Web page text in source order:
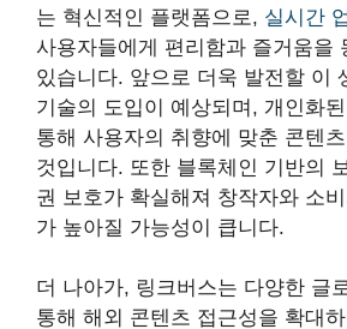
는 혁신적인 플랫폼으로, 실시간
사용자들에게 편리함과 즐거움을
있습니다. 앞으로 더욱 발전할 이
기술의 도입이 예상되며, 개인화
통해 사용자의 취향에 맞춘 콘텐
것입니다. 또한 블록체인 기반의
권 보호가 확실해져 창작자와 소
가 높아질 가능성이 큽니다.
더 나아가, 링크버스는 다양한 글
통해 해외 콘텐츠 접근성을 확대